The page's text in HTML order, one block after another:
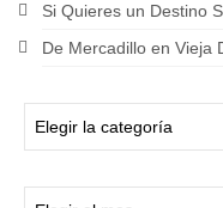
Si Quieres un Destino
De Mercadillo en Vieja